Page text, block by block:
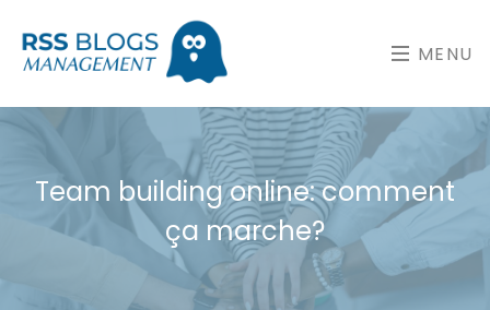
MENU
Team building online: comment
ça marche?